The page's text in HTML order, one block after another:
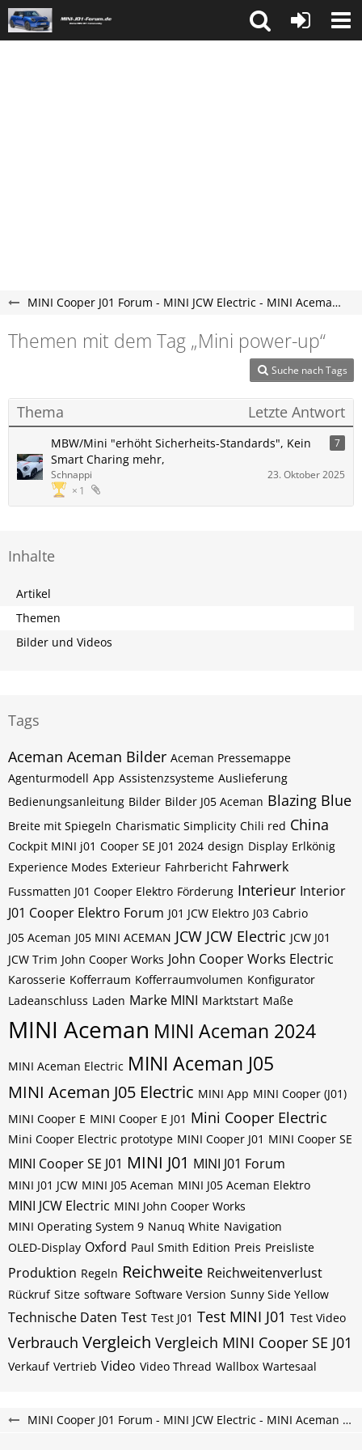
MINI Cooper J01 Forum - MINI JCW Electric - MINI Aceman Elektroauto Forum - neu und vollelektrisch.
Themen mit dem Tag „Mini power-up“
Suche nach Tags
Thema Letzte Antwort
MBW/Mini "erhöht Sicherheits-Standards", Kein
Smart Charing mehr,
7
1
Schnappi 23. Oktober 2025
Inhalte
Artikel
Themen
Bilder und Videos
Tags
Aceman Aceman Bilder Aceman Pressemappe
Agenturmodell App Assistenzsysteme Auslieferung
Bedienungsanleitung Bilder Bilder J05 Aceman Blazing Blue
Breite mit Spiegeln Charismatic Simplicity Chili red China
Cockpit MINI j01 Cooper SE J01 2024 design Display Erlkönig
Experience Modes Exterieur Fahrbericht Fahrwerk
Fussmatten J01 Cooper Elektro Förderung Interieur Interior
J01 Cooper Elektro Forum J01 JCW Elektro J03 Cabrio
J05 Aceman J05 MINI ACEMAN JCW JCW Electric JCW J01
JCW Trim John Cooper Works John Cooper Works Electric
Karosserie Kofferraum Kofferraumvolumen Konfigurator
Ladeanschluss Laden Marke MINI Marktstart Maße
MINI Aceman MINI Aceman 2024
MINI Aceman Electric MINI Aceman J05
MINI Aceman J05 Electric MINI App MINI Cooper (J01)
MINI Cooper E MINI Cooper E J01 Mini Cooper Electric
Mini Cooper Electric prototype MINI Cooper J01 MINI Cooper SE
MINI Cooper SE J01 MINI J01 MINI J01 Forum
MINI J01 JCW MINI J05 Aceman MINI J05 Aceman Elektro
MINI JCW Electric MINI John Cooper Works
MINI Operating System 9 Nanuq White Navigation
OLED-Display Oxford Paul Smith Edition Preis Preisliste
Produktion Regeln Reichweite Reichweitenverlust
Rückruf Sitze software Software Version Sunny Side Yellow
Technische Daten Test Test J01 Test MINI J01 Test Video
Verbrauch Vergleich Vergleich MINI Cooper SE J01
Verkauf Vertrieb Video Video Thread Wallbox Wartesaal
MINI Cooper J01 Forum - MINI JCW Electric - MINI Aceman Elektroauto Forum - neu und vollelektrisch.